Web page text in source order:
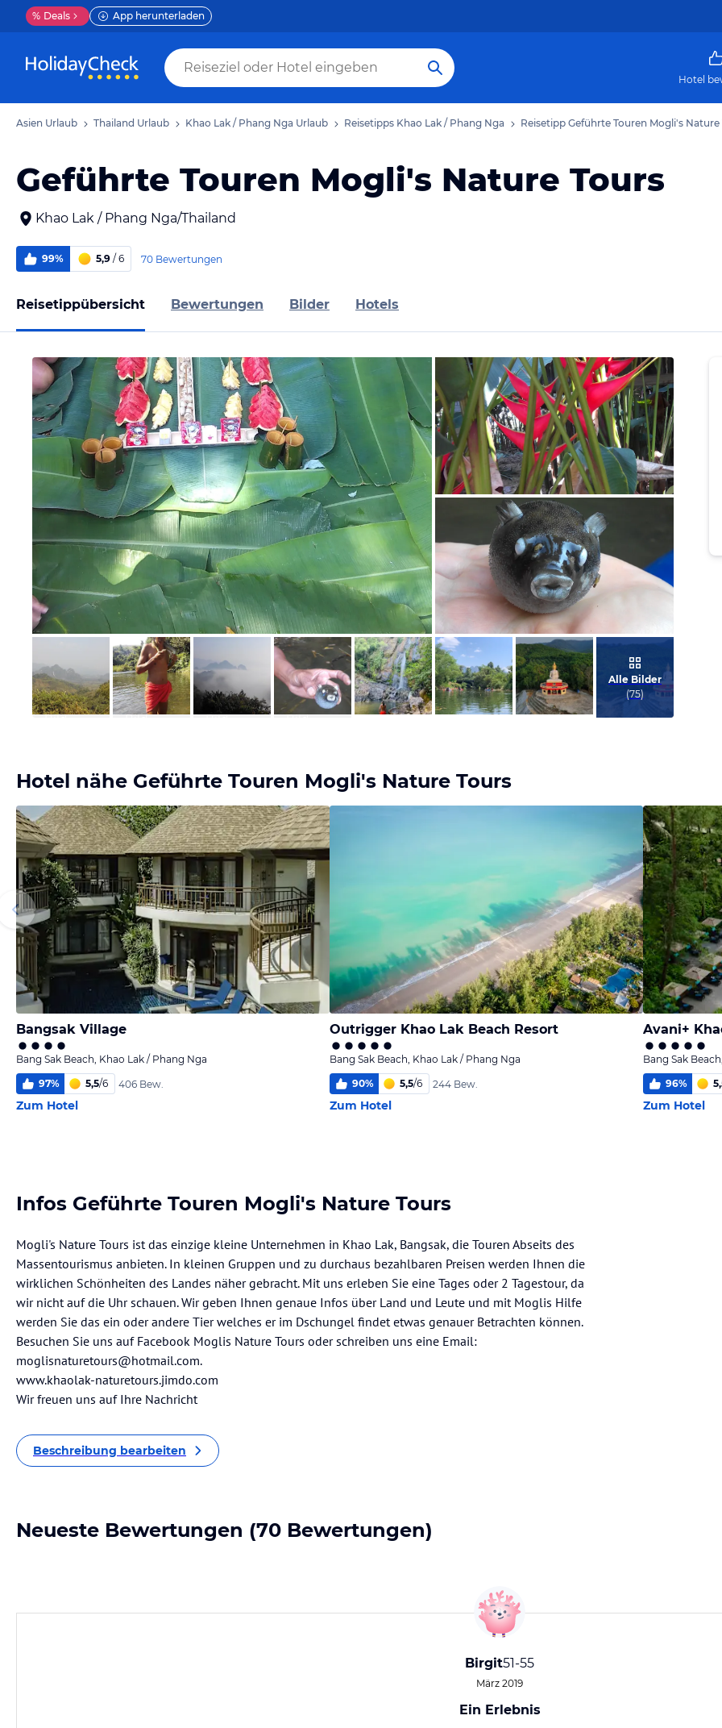
% Deals App herunterladen
Hotel
Asien Urlaub Thailand Urlaub Khao Lak / Phang Nga Urlaub Reisetipps Khao Lak / Phang Nga Reisetipp Geführte Touren Mogli's Nature
Geführte Touren Mogli's Nature Tours
Khao Lak / Phang Nga/Thailand
99% 5,9 / 6 70 Bewertungen
Reisetippübersicht Bewertungen Bilder Hotels
Bild melden
von Beate & Frank
Bild melden
von Beate & Frank
Bild melden
von Beate & Frank
Bild
Bild
Bild
Bild
Alle Bilder
(75)
Hotel nähe Geführte Touren Mogli's Nature Tours
Bangsak Village
Bang Sak Beach, Khao Lak / Phang Nga
97% 5,5/6 406 Bew.
Zum Hotel
Outrigger Khao Lak Beach Resort
Bang Sak Beach, Khao Lak / Phang Nga
90% 5,5/6 244 Bew.
Zum Hotel
Avani+
Bang Sak
96%
Zum Hotel
Infos Geführte Touren Mogli's Nature Tours
Mogli's Nature Tours ist das einzige kleine Unternehmen in Khao Lak, Bangsak, die Touren Abseits des
Massentourismus anbieten. In kleinen Gruppen und zu durchaus bezahlbaren Preisen werden Ihnen die
wirklichen Schönheiten des Landes näher gebracht. Mit uns erleben Sie eine Tages oder 2 Tagestour, da
wir nicht auf die Uhr schauen. Wir geben Ihnen genaue Infos über Land und Leute und mit Moglis Hilfe
werden Sie das ein oder andere Tier welches er im Dschungel findet etwas genauer Betrachten können.
Besuchen Sie uns auf Facebook Moglis Nature Tours oder schreiben uns eine Email:
moglisnaturetours@hotmail.com.
www.khaolak-naturetours.jimdo.com
Wir freuen uns auf Ihre Nachricht
Beschreibung bearbeiten
Neueste Bewertungen (70 Bewertungen)
Birgit51-55
März 2019
Ein Erlebnis